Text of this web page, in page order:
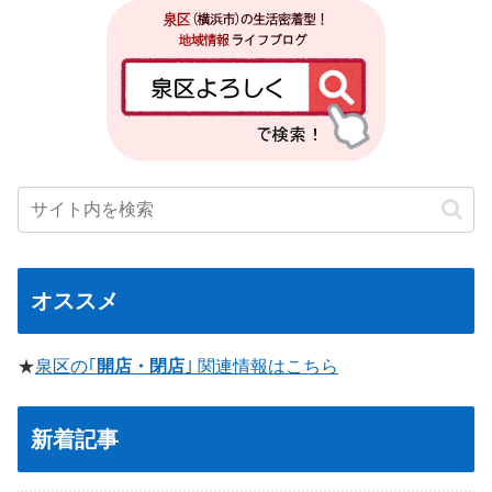
オススメ
★泉区の｢ 開店・閉店 ｣ 関連情報はこちら
新着記事